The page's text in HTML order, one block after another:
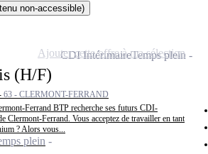
non-accessible)
(H/F)
63 - CLERMONT-FERRAND
Ferrand BTP recherche ses futurs CDI-
Clermont-Ferrand. Vous acceptez de travailler en tant
? Alors vous...
plein
CDI IntérimaireTemps plein
Ajouter cette offre à ma sélection